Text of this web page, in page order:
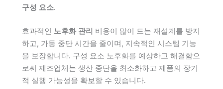
구성 요소.
효과적인 노후화 관리 비용이 많이 드는 재설계를 방지
하고, 가동 중단 시간을 줄이며, 지속적인 시스템 기능
을 보장합니다. 구성 요소 노후화를 예상하고 해결함으
로써 제조업체는 생산 중단을 최소화하고 제품의 장기
적 실행 가능성을 확보할 수 있습니다.